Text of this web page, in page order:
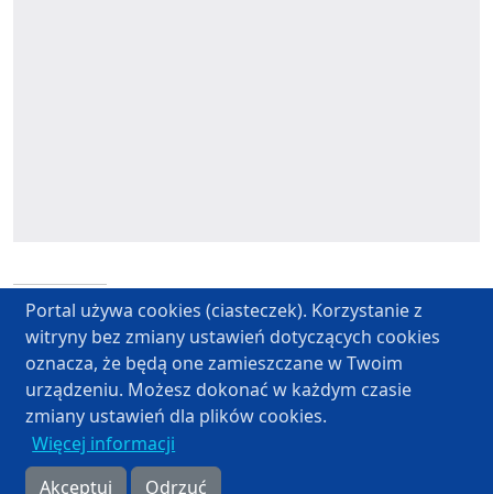
Portal używa cookies (ciasteczek). Korzystanie z
witryny bez zmiany ustawień dotyczących cookies
oznacza, że będą one zamieszczane w Twoim
urządzeniu. Możesz dokonać w każdym czasie
zmiany ustawień dla plików cookies.
Więcej informacji
Akceptuj
Odrzuć
Powrót
Regulamin Polityka Prywatności
© 2022 SMP. Wszelkie prawa zastrzeżone.